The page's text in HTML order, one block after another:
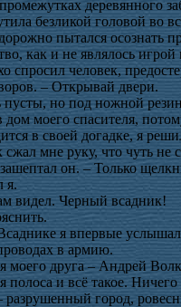
деревянного
безликой головой во
пытался осознать
как и не являлось
спросил человек,
– Открывай двери.
пусты, но под ножной
дом моего спасителя,
в своей догадке, я
сжал мне руку, что чуть не
он. – Только
я.
видел. Черный всадник!
я впервые услышал
в армию.
моего друга – Андрей
полоса и всё такое.
разрушенный город,